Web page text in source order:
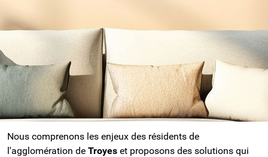
Saint-Luc et de ses environs.
UNE COUVERTURE MULTIRISQUE (MRH)
ADAPTÉE À VOTRE QUARTIER
Que vous soyez locataire, propriétaire d'un pavillon
ou bailleur non-occupant (PNO), la CMMA sécurise
votre foyer contre les aléas du quotidien.
Nous comprenons les enjeux des résidents de
l'agglomération de Troyes et proposons des solutions qui